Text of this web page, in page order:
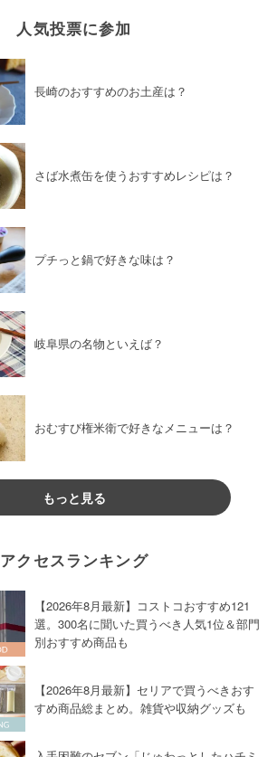
人気投票に参加
長崎のおすすめのお土産は？
さば水煮缶を使うおすすめレシピは？
プチっと鍋で好きな味は？
岐阜県の名物といえば？
おむすび権米衛で好きなメニューは？
もっと見る
アクセスランキング
【2026年8月最新】コストコおすすめ121
選。300名に聞いた買うべき人気1位＆部門
別おすすめ商品も
【2026年8月最新】セリアで買うべきおす
すめ商品総まとめ。雑貨や収納グッズも